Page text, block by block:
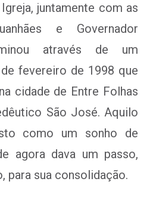
juntamente com as
e Governador
através de um
fevereiro de 1998 que
cidade de Entre Folhas
São José. Aquilo
como um sonho de
agora dava um passo,
para sua consolidação.